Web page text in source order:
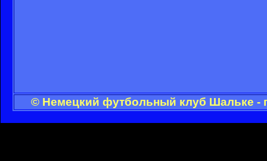
© Немецкий футбольный клуб Шальке -